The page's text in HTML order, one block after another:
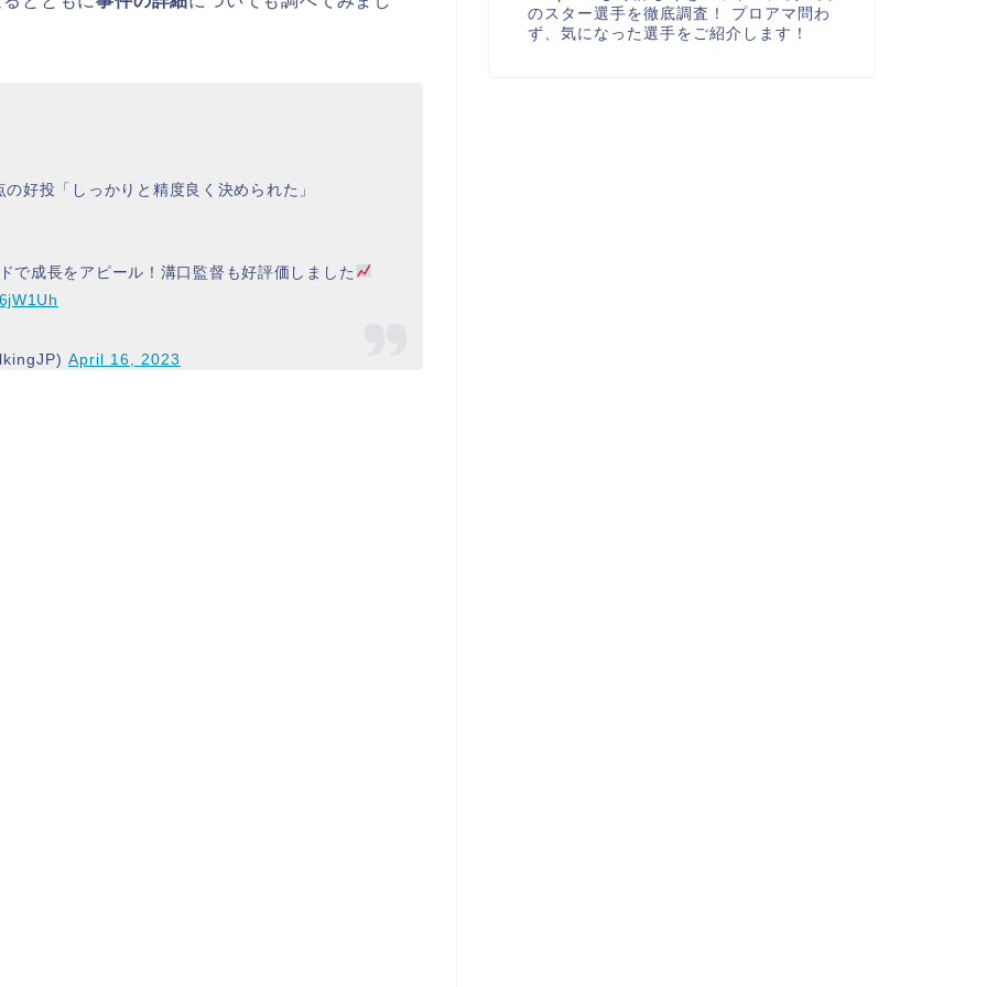
好投「しっかりと精度良く決められた」
で成長をアピール！溝口監督も好評価しました
April 16, 2023
のスター選手を徹底調査！ プロアマ問わ
ず、気になった選手をご紹介します！